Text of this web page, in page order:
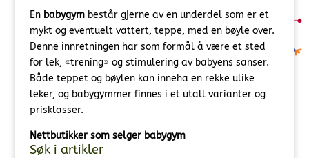
En babygymbestår gjerne av en underdel som er et
mykt og eventuelt vattert, teppe, med en bøyle over.
Denne innretningen har som formål å være et sted
for lek, «trening» og stimulering av babyens sanser.
Både teppet og bøylen kan inneha en rekke ulike
leker, og babygymmer finnes i et utall varianter og
prisklasser.
Nettbutikker som selger babygym
Søk i artikler